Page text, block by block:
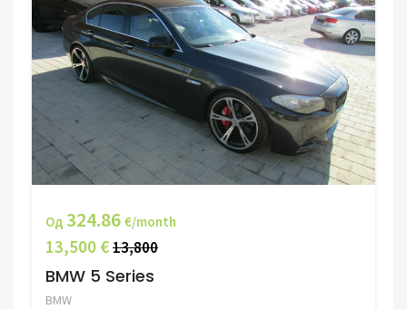
Од 324.86 €/month
13,500 €13,800
BMW 5 Series
BMW